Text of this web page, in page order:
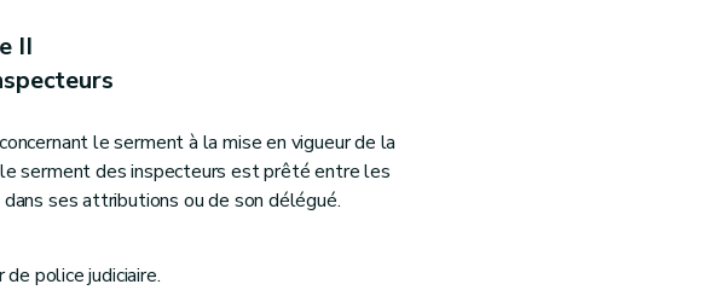
II
le serment à la mise en vigueur de la
serment des inspecteurs est prêté entre les
ses attributions ou de son délégué.
police judiciaire.